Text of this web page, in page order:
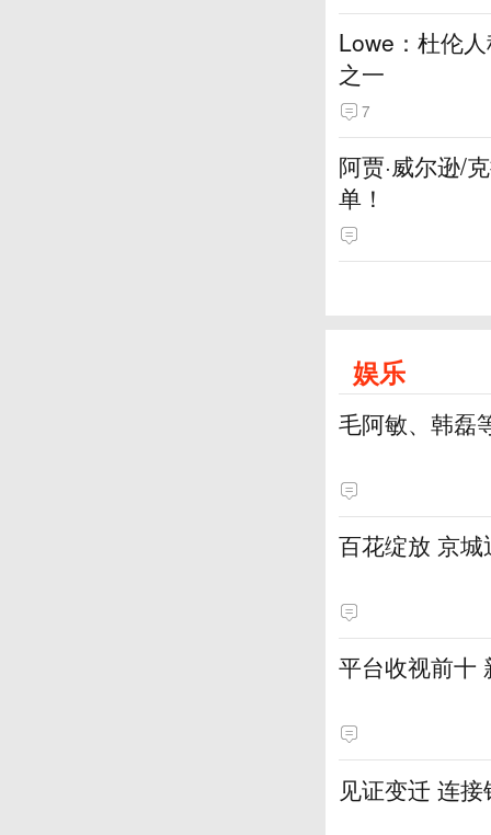
Lowe：杜伦
之一
7
阿贾·威尔逊/
单！
娱乐
毛阿敏、韩磊
百花绽放 京
平台收视前十
见证变迁 连